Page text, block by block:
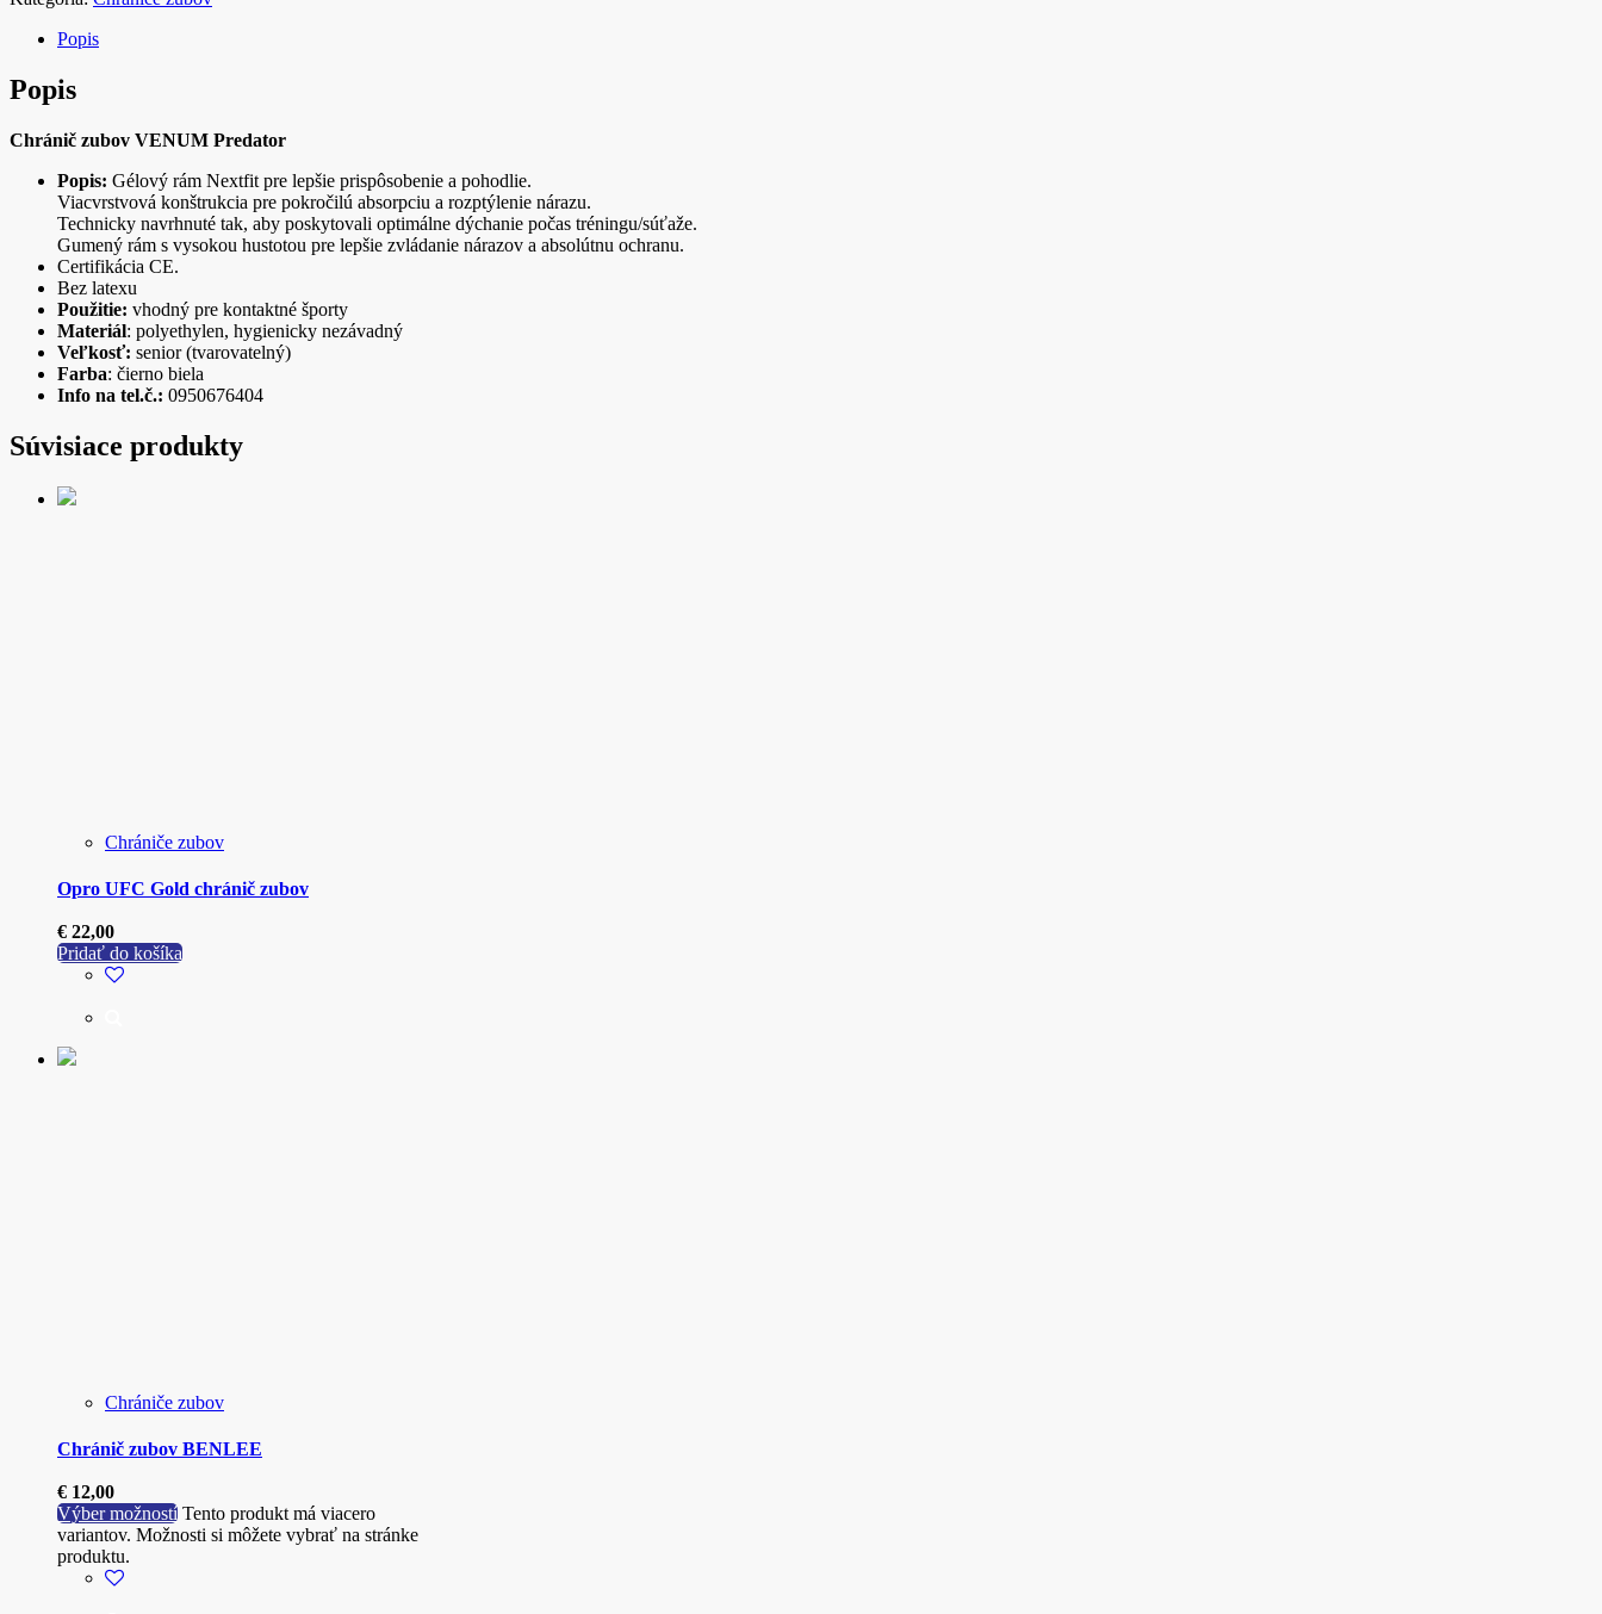
Popis
Popis
Chránič zubov VENUM Predator
Popis: Gélový rám Nextfit pre lepšie prispôsobenie a pohodlie.
Viacvrstvová konštrukcia pre pokročilú absorpciu a rozptýlenie nárazu.
Technicky navrhnuté tak, aby poskytovali optimálne dýchanie počas tréningu/súťaže.
Gumený rám s vysokou hustotou pre lepšie zvládanie nárazov a absolútnu ochranu.
Certifikácia CE.
Bez latexu
Použitie: vhodný pre kontaktné športy
Materiál: polyethylen, hygienicky nezávadný
Veľkosť: senior (tvarovatelný)
Farba: čierno biela
Info na tel.č.: 0950676404
Súvisiace produkty
Chrániče zubov
Opro UFC Gold chránič zubov
€ 22,00
Pridať do košíka
Chrániče zubov
Chránič zubov BENLEE
€ 12,00
Výber možností Tento produkt má viacero
variantov. Možnosti si môžete vybrať na stránke
produktu.